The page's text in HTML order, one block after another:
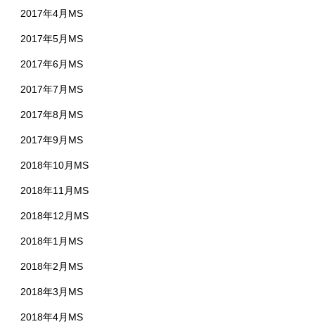
2017年4月MS
2017年5月MS
2017年6月MS
2017年7月MS
2017年8月MS
2017年9月MS
2018年10月MS
2018年11月MS
2018年12月MS
2018年1月MS
2018年2月MS
2018年3月MS
2018年4月MS